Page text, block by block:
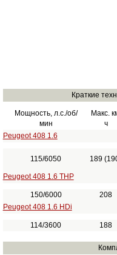
Краткие
Мощность, л.с./об/
мин
Макс.
ч
Peugeot 408 1.6
115/6050 189
Peugeot 408 1.6 THP
150/6000 208
Peugeot 408 1.6 HDi
114/3600 188